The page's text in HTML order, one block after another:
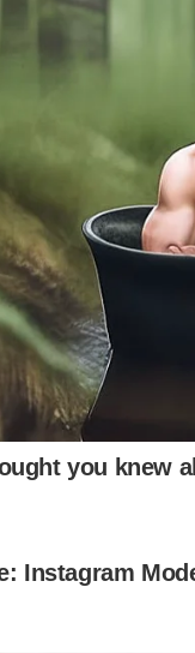
lebih halus,
berprinsip,
dalam isu prinsip.
lagi parti Cina
situlah lahir
tidak melihat
dan pendirian
Wan Rosdy
pada tahun 2018,
pandangan
sebagai seorang
beliau berdepan